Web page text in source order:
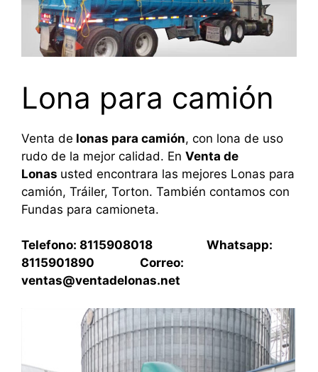
Lona para camión
Venta de lonas para camión, con lona de uso
rudo de la mejor calidad. En Venta de
Lonas usted encontrara las mejores Lonas para
camión, Tráiler, Torton. También contamos con
Fundas para camioneta.
Telefono: 8115908018 Whatsapp:
8115901890 Correo:
ventas@ventadelonas.net